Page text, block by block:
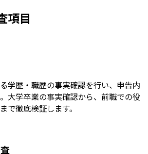
項目
学歴・職歴の事実確認を行い、申告内
大学卒業の事実確認から、前職での役
で徹底検証します。